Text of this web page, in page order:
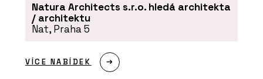
Natura Architects s.r.o. hledá architekta
/ architektu
Nat, Praha 5
VÍCE NABÍDEK